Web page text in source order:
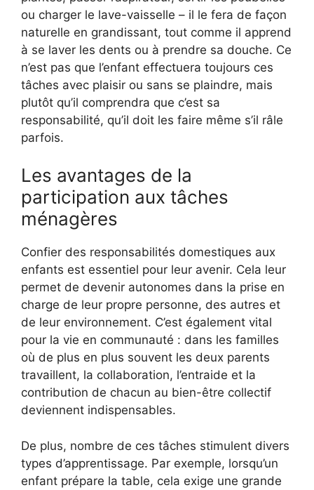
ou charger le lave-vaisselle – il le fera de façon
naturelle en grandissant, tout comme il apprend
à se laver les dents ou à prendre sa douche. Ce
n’est pas que l’enfant effectuera toujours ces
tâches avec plaisir ou sans se plaindre, mais
plutôt qu’il comprendra que c’est sa
responsabilité, qu’il doit les faire même s’il râle
parfois.
Les avantages de la
participation aux tâches
ménagères
Confier des responsabilités domestiques aux
enfants est essentiel pour leur avenir. Cela leur
permet de devenir autonomes dans la prise en
charge de leur propre personne, des autres et
de leur environnement. C’est également vital
pour la vie en communauté : dans les familles
où de plus en plus souvent les deux parents
travaillent, la collaboration, l’entraide et la
contribution de chacun au bien-être collectif
deviennent indispensables.
De plus, nombre de ces tâches stimulent divers
types d’apprentissage. Par exemple, lorsqu’un
enfant prépare la table, cela exige une grande